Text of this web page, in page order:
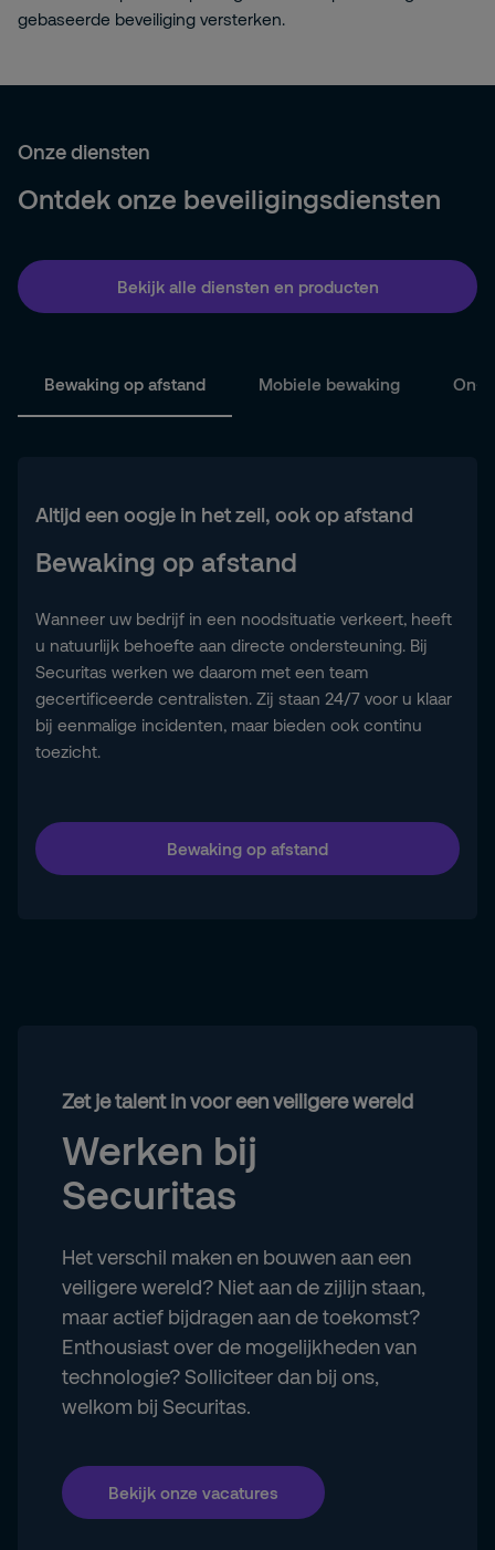
gebaseerde beveiliging versterken.
Onze diensten
Ontdek onze beveiligingsdiensten
Bekijk alle diensten en producten
Bewaking op afstand Mobiele bewaking On-
Altijd een oogje in het zeil, ook op afstand
Bewaking op afstand
Wanneer uw bedrijf in een noodsituatie verkeert, heeft
u natuurlijk behoefte aan directe ondersteuning. Bij
Securitas werken we daarom met een team
gecertificeerde centralisten. Zij staan 24/7 voor u klaar
bij eenmalige incidenten, maar bieden ook continu
toezicht.
Bewaking op afstand
Zet je talent in voor een veiligere wereld
Werken bij
Securitas
Het verschil maken en bouwen aan een
veiligere wereld? Niet aan de zijlijn staan,
maar actief bijdragen aan de toekomst?
Enthousiast over de mogelijkheden van
technologie? Solliciteer dan bij ons,
welkom bij Securitas.
Bekijk onze vacatures